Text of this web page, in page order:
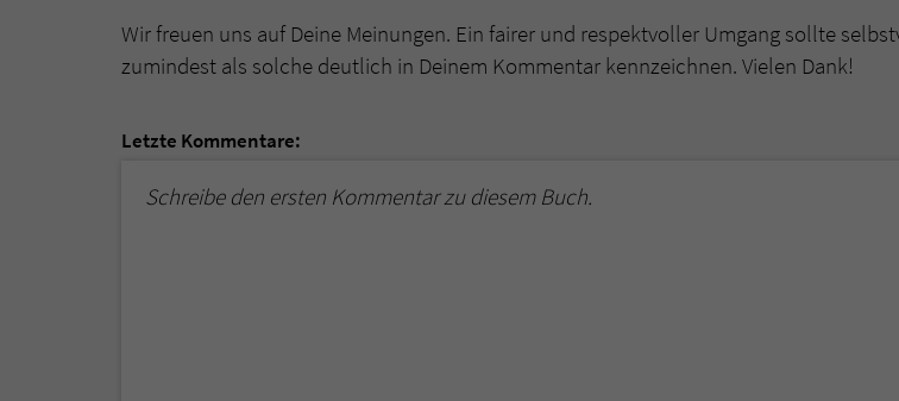
Wir freuen uns auf Deine Meinungen. Ein fairer und respektvoller Umgang sollte
zumindest als solche deutlich in Deinem Kommentar kennzeichnen. Vielen Dank!
Letzte Kommentare:
Schreibe den ersten Kommentar zu diesem Buch.